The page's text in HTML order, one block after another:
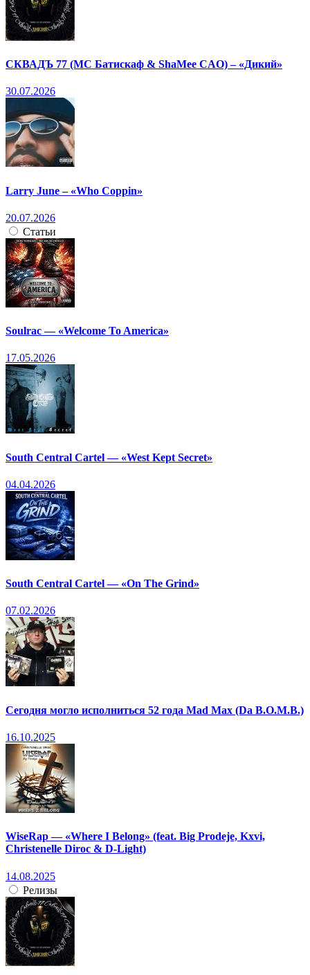
СКВАДЪ 77 (МС Батискаф & ShaMee CAO) – «Дикий»
30.07.2026
Larry June – «Who Coppin»
20.07.2026
Статьи
Soulrac — «Welcome To America»
17.05.2026
South Central Cartel — «West Kept Secret»
04.04.2026
South Central Cartel — «On The Grind»
07.02.2026
Сегодня могло исполниться 52 года Mad Max (Da B.O.M.B.)
16.10.2025
WiseRap — «Where I Belong» (feat. Big Prodeje, Kxvi,
Christenelle Diroc & D-Light)
14.08.2025
Релизы